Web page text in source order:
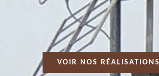
VOIR NOS RÉALISATIONS